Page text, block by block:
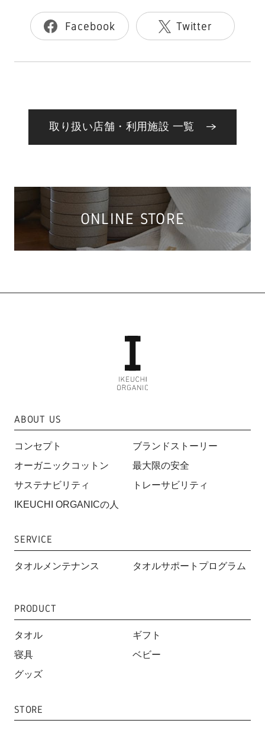
Facebook Twitter
取り扱い店舗・利用施設 一覧
ONLINE STORE
ABOUT US
コンセプト
ブランドストーリー
オーガニックコットン
最大限の安全
サステナビリティ
トレーサビリティ
IKEUCHI ORGANICの人
SERVICE
タオルメンテナンス タオルサポートプログラム
PRODUCT
タオル
ギフト
寝具
ベビー
グッズ
STORE